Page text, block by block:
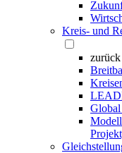
Kreis- und
zurück